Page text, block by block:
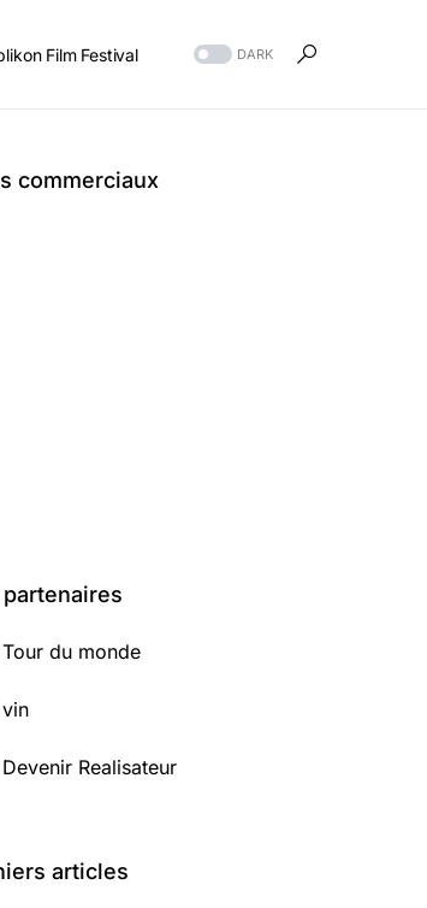
Film Festival DARK
commerciaux
du monde
Realisateur
articles